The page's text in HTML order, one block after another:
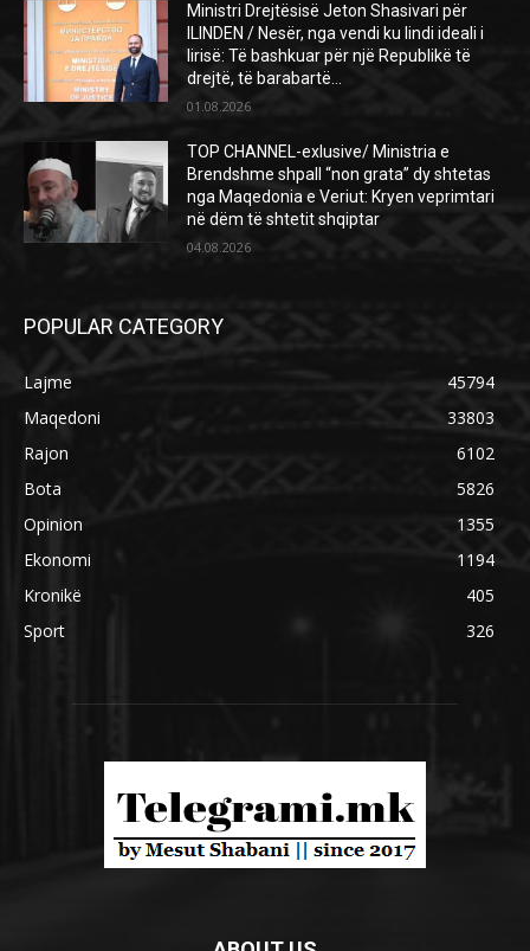
Ministri Drejtësisë Jeton Shasivari për
ILINDEN / Nesër, nga vendi ku lindi ideali i
lirisë: Të bashkuar për një Republikë të
drejtë, të barabartë...
01.08.2026
TOP CHANNEL-exlusive/ Ministria e
Brendshme shpall “non grata” dy shtetas
nga Maqedonia e Veriut: Kryen veprimtari
në dëm të shtetit shqiptar
04.08.2026
POPULAR CATEGORY
Lajme
45794
Maqedoni
33803
Rajon
6102
Bota
5826
Opinion
1355
Ekonomi
1194
Kronikë
405
Sport
326